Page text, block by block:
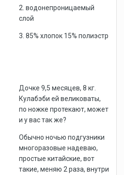
2. водонепроницаемый
слой
3. 85% хлопок 15% полиэстр
Дочке 9,5 месяцев, 8 кг.
Кулабэби ей великоваты,
по ножке протекают, может
и у вас так же?
Обычно ночью подгузники
многоразовые надеваю,
простые китайские, вот
такие, меняю 2 раза, внутри